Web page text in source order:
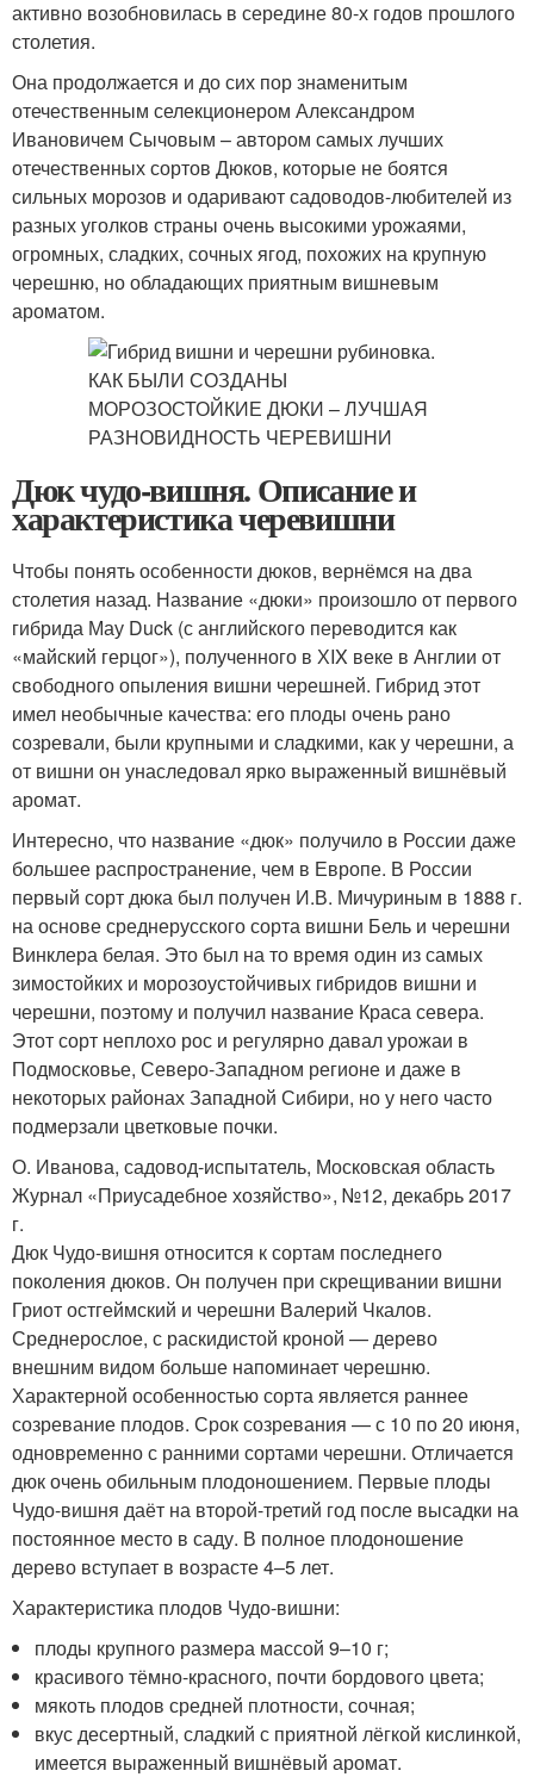
активно возобновилась в середине 80-х годов прошлого
столетия.
Она продолжается и до сих пор знаменитым
отечественным селекционером Александром
Ивановичем Сычовым – автором самых лучших
отечественных сортов Дюков, которые не боятся
сильных морозов и одаривают садоводов-любителей из
разных уголков страны очень высокими урожаями,
огромных, сладких, сочных ягод, похожих на крупную
черешню, но обладающих приятным вишневым
ароматом.
Дюк чудо-вишня. Описание и
характеристика черевишни
Чтобы понять особенности дюков, вернёмся на два
столетия назад. Название «дюки» произошло от первого
гибрида Мау Duck (с английского переводится как
«майский герцог»), полученного в ХIX веке в Англии от
свободного опыления вишни черешней. Гибрид этот
имел необычные качества: его плоды очень рано
созревали, были крупными и сладкими, как у черешни, а
от вишни он унаследовал ярко выраженный вишнёвый
аромат.
Интересно, что название «дюк» получило в России даже
большее распространение, чем в Европе. В России
первый сорт дюка был получен И.В. Мичуриным в 1888 г.
на основе среднерусского сорта вишни Бель и черешни
Винклера белая. Это был на то время один из самых
зимостойких и морозоустойчивых гибридов вишни и
черешни, поэтому и получил название Краса севера.
Этот сорт неплохо рос и регулярно давал урожаи в
Подмосковье, Северо-Западном регионе и даже в
некоторых районах Западной Сибири, но у него часто
подмерзали цветковые почки.
О. Иванова, садовод-испытатель, Московская область
Журнал «Приусадебное хозяйство», №12, декабрь 2017
г.
Дюк Чудо-вишня относится к сортам последнего
поколения дюков. Он получен при скрещивании вишни
Гриот остгеймский и черешни Валерий Чкалов.
Среднерослое, с раскидистой кроной — дерево
внешним видом больше напоминает черешню.
Характерной особенностью сорта является раннее
созревание плодов. Срок созревания — с 10 по 20 июня,
одновременно с ранними сортами черешни. Отличается
дюк очень обильным плодоношением. Первые плоды
Чудо-вишня даёт на второй-третий год после высадки на
постоянное место в саду. В полное плодоношение
дерево вступает в возрасте 4–5 лет.
Характеристика плодов Чудо-вишни:
плоды крупного размера массой 9–10 г;
красивого тёмно-красного, почти бордового цвета;
мякоть плодов средней плотности, сочная;
вкус десертный, сладкий с приятной лёгкой кислинкой,
имеется выраженный вишнёвый аромат.